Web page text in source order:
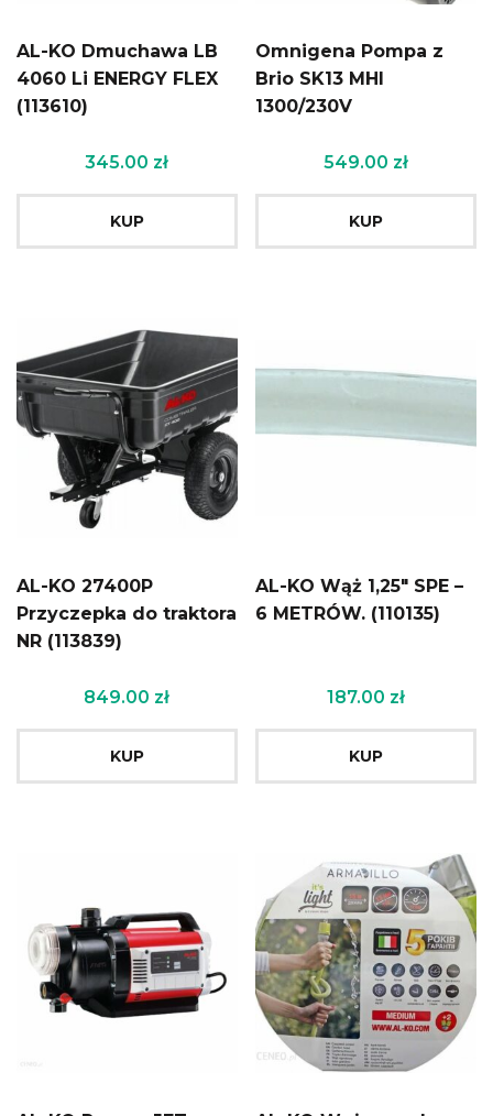
AL-KO Dmuchawa LB
4060 Li ENERGY FLEX
(113610)
345.00 zł
KUP
Omnigena Pompa z
Brio SK13 MHI
1300/230V
549.00 zł
KUP
AL-KO 27400P
Przyczepka do traktora
NR (113839)
849.00 zł
KUP
AL-KO Wąż 1,25″ SPE –
6 METRÓW. (110135)
187.00 zł
KUP